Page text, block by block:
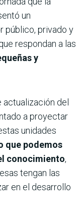
un
público, privado y
respondan a las
y
del
a proyectar
unidades
que podemos
conocimiento,
tengan las
en el desarrollo